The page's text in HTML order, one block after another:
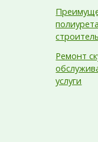
Ремонт
услуги